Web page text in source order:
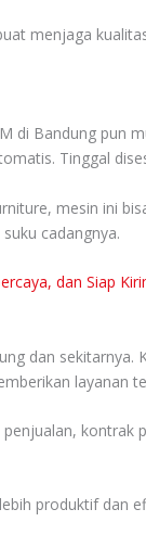
menjaga
di Bandung
Tinggal
mesin ini
cadangnya.
dan Siap
dan sekitarnya.
layanan
kontrak
produktif dan